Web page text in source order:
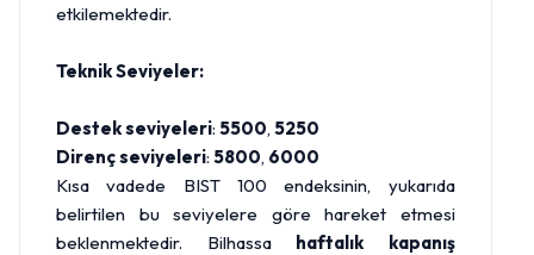
etkilemektedir.
Teknik Seviyeler:
Destek seviyeleri: 5500, 5250
Direnç seviyeleri: 5800, 6000
Kısa vadede BIST 100 endeksinin, yukarıda
belirtilen bu seviyelere göre hareket etmesi
beklenmektedir. Bilhassa haftalık kapanış